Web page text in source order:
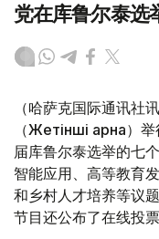
党在库鲁尔泰选
（哈萨克国际通讯社
（Жетінші арна）
届库鲁尔泰选举的七
智能应用、高等教育
和乡村人才培养等议
节目还公布了在线投